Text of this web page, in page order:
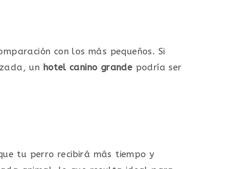
con los más pequeños. Si
un hotel canino grande podría ser
tu perro recibirá más tiempo y